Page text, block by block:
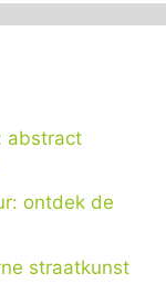
abstract
ontdek de
straatkunst